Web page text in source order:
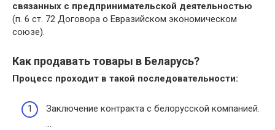
связанных с предпринимательской деятельностью
(п. 6 ст. 72 Договора о Евразийском экономическом
союзе).
Как продавать товары в Беларусь?
Процесс проходит в такой последовательности:
Заключение контракта с белорусской компанией.
…